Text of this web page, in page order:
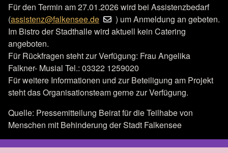
Für den Termin am 27.01.2026 wird bei Assistenzbedarf
(assistenz@falkensee.de
) um Anmeldung an gebeten.
Im Bistro der Stadthalle wird aktuell kein Catering
angeboten.
Für Rückfragen steht zur Verfügung: Frau Angelika
Falkner- Musial Tel.: 03322 1259020
Für weitere Informationen und zur Beteiligung am Projekt
steht das Organisationsteam gerne zur Verfügung.
Quelle: Pressemitteilung Beirat für die Teilhabe von
Menschen mit Behinderung der Stadt Falkensee